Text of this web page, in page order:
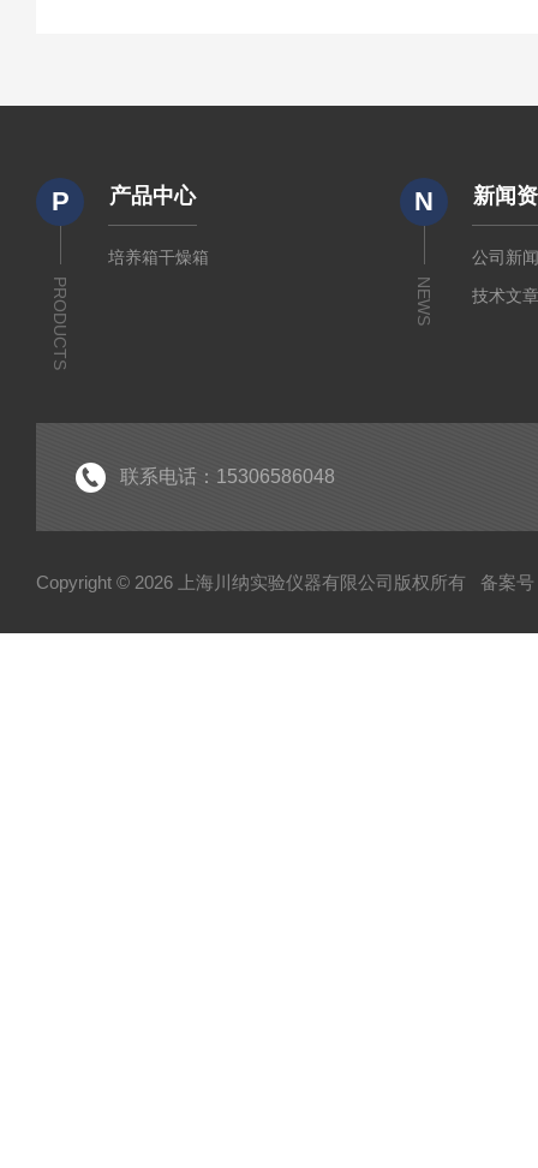
P
PRODUCTS
产品中心
培养箱干燥箱
N
NEWS
新闻
公司新
技术文
联系电话：15306586048
Copyright © 2026 上海川纳实验仪器有限公司版权所有 备案号